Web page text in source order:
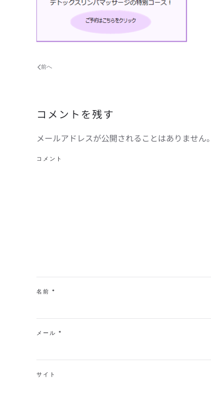
前へ
コメントを残す
メールアドレスが公開されることはありません。
コメント
名前 *
メール *
サイト